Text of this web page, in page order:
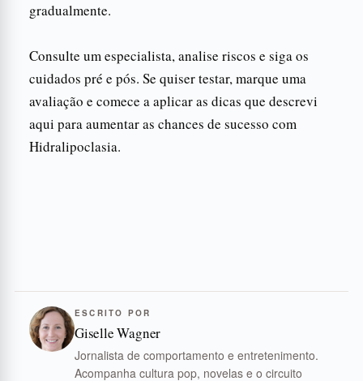
gradualmente.
Consulte um especialista, analise riscos e siga os
cuidados pré e pós. Se quiser testar, marque uma
avaliação e comece a aplicar as dicas que descrevi
aqui para aumentar as chances de sucesso com
Hidralipoclasia.
ESCRITO POR
Giselle Wagner
Jornalista de comportamento e entretenimento.
Acompanha cultura pop, novelas e o circuito